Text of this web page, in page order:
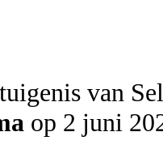
op 2 juni